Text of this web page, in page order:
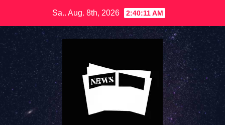
springen
Sa.. Aug. 8th, 2026 2:40:12 AM